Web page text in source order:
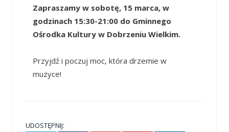
Zapraszamy w sobotę, 15 marca, w
godzinach 15:30-21:00 do Gminnego
Ośrodka Kultury w Dobrzeniu Wielkim.
Przyjdź i poczuj moc, która drzemie w
muzyce!
UDOSTĘPNIJ: